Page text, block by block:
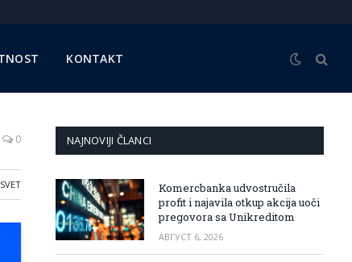
KONTAKT
0
SVET
NAJNOVIJI ČLANCI
Komercbanka udvostručila
profit i najavila otkup akcija uoči
pregovora sa Unikreditom
АВГУСТ 6, 2026